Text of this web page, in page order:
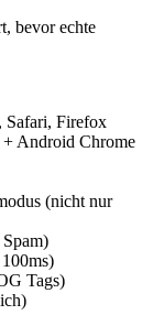
bevor echte
Safari, Firefox
Android Chrome
(nicht nur
Tags)